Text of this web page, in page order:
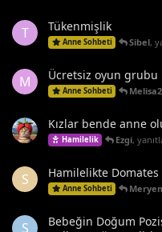
T Tükenmişlik
Anne Sohbeti Sibel,
M Ücretsiz oyun
Anne Sohbeti Melisa2
Kızlar bende anne
Hamilelik Ezgi,
S Hamilelikte Domates
Anne Sohbeti
S
Bebeğin Doğum